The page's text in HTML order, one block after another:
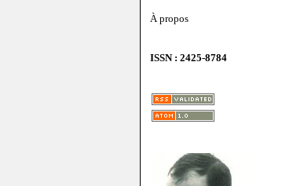
À propos
ISSN : 2425-8784